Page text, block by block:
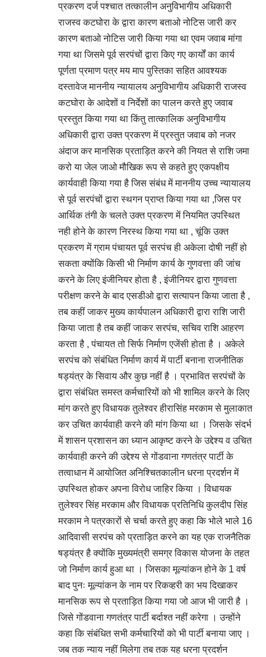
प्रकरण दर्ज पश्चात तत्कालीन अनुविभागीय अधिकारी
राजस्व कटघोरा के द्वारा कारण बताओ नोटिस जारी कर
कारण बताओ नोटिस जारी किया गया था एवम जवाब मांगा
गया था जिसमे पूर्व सरपंचों द्वारा किए गए कार्यों का कार्य
पूर्णता प्रमाण पत्र मय माप पुस्तिका सहित आवश्यक
दस्तावेज माननीय न्यायालय अनुविभागीय अधिकारी राजस्व
कटघोरा के आदेशों व निर्देशों का पालन करते हुए जवाब
प्रस्तुत किया गया था किंतु तात्कालिक अनुविभागीय
अधिकारी द्वारा उक्त प्रकरण में प्रस्तुत जवाब को नजर
अंदाज कर मानसिक प्रताड़ित करने की नियत से राशि जमा
करो या जेल जाओ मौखिक रूप से कहते हुए एकपक्षीय
कार्यवाही किया गया है जिस संबंध में माननीय उच्च न्यायालय
से पूर्व सरपंचों द्वारा स्थगन प्राप्त किया गया था ,जिस पर
आर्थिक तंगी के चलते उक्त प्रकरण में नियमित उपस्थित
नही होने के कारण निरस्थ किया गया था , चूंकि उक्त
प्रकरण में ग्राम पंचायत पूर्व सरपंच ही अकेला दोषी नहीं हो
सकता क्योंकि किसी भी निर्माण कार्य के गुणवत्ता की जांच
करने के लिए इंजीनियर होता है , इंजीनियर द्वारा गुणवत्ता
परीक्षण करने के बाद एसडीओ द्वारा सत्यापन किया जाता है ,
तब कहीं जाकर मुख्य कार्यपालन अधिकारी द्वारा राशि जारी
किया जाता है तब कहीं जाकर सरपंच, सचिव राशि आहरण
करता है , पंचायत तो सिर्फ निर्माण एजेंसी होता है । अकेले
सरपंच को संबंधित निर्माण कार्य में पार्टी बनाना राजनीतिक
षड्यंत्र के सिवाय और कुछ नहीं है । प्रभावित सरपंचों के
द्वारा संबंधित समस्त कर्मचारियों को भी शामिल करने के लिए
मांग करते हुए विधायक तुलेश्वर हीरासिंह मरकाम से मुलाकात
कर उचित कार्यवाही करने की मांग किया था । जिसके संदर्भ
में शासन प्रशासन का ध्यान आकृष्ट करने के उद्देश्य व उचित
कार्यवाही करने की उद्देश्य से गोंडवाना गणतंत्र पार्टी के
तत्वाधान में आयोजित अनिश्चितकालीन धरना प्रदर्शन में
उपस्थित होकर अपना विरोध जाहिर किया । विधायक
तुलेश्वर सिंह मरकाम और विधायक प्रतिनिधि कुलदीप सिंह
मरकाम ने पत्रकारों से चर्चा करते हुए कहा कि भोले भाले 16
आदिवासी सरपंच को प्रताड़ित करने का यह एक राजनैतिक
षड्यंत्र है क्योंकि मुख्यमंत्री समग्र विकास योजना के तहत
जो निर्माण कार्य हुआ था । जिसका मूल्यांकन होने के 1 वर्ष
बाद पुनः मूल्यांकन के नाम पर रिकव्हरी का भय दिखाकर
मानसिक रूप से प्रताड़ित किया गया जो आज भी जारी है ।
जिसे गोंडवाना गणतंत्र पार्टी बर्दाश्त नहीं करेगा । उन्होंने
कहा कि संबंधित सभी कर्मचारियों को भी पार्टी बनाया जाए ।
जब तक न्याय नहीं मिलेगा तब तक यह धरना प्रदर्शन